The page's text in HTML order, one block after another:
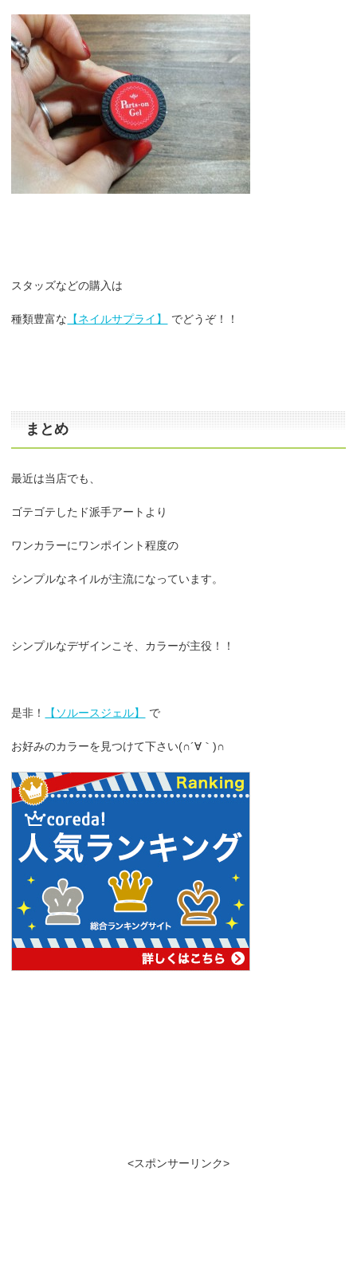
スタッズなどの購入は
種類豊富な 【ネイルサプライ】 でどうぞ！！
まとめ
最近は当店でも、
ゴテゴテしたド派手アートより
ワンカラーにワンポイント程度の
シンプルなネイルが主流になっています。
シンプルなデザインこそ、カラーが主役！！
是非！ 【ソルースジェル】 で
お好みのカラーを見つけて下さい(∩´∀｀)∩
<スポンサーリンク>